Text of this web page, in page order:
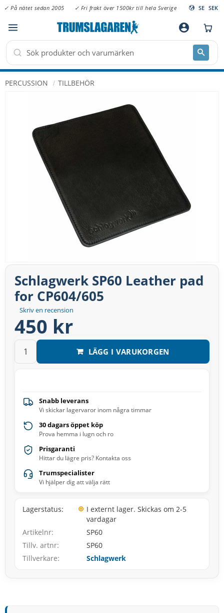
Meny
✓ På nätet sedan 2005 ✓ Fri frakt över 1500kr till hela Sverige SE SEK
account_circle
PERCUSSION TILLBEHÖR
Skriv en recension
Schlagwerk SP60 Leather pad
for CP604/605
450 kr
LÄGG I VARUKORGEN
Snabb leverans
Vi skickar lagervaror inom några timmar
30 dagars öppet köp
Prova hemma i lugn och ro
Prisgaranti
Hittar du lägre pris? Kontakta oss
Trumspecialister
Vi hjälper dig att välja rätt
Lagerstatus
I externt lager. Skickas om 2-5
vardagar
Artikelnr
SP60
Tillv. artnr
SP60
Tillverkare
Schlagwerk